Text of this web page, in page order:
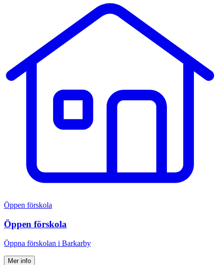
Öppen förskola
Öppen förskola
Öppna för­skolan i Barkarby
Mer info